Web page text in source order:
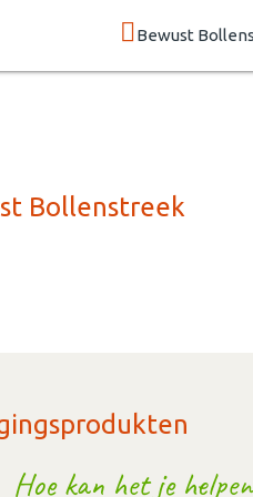
Bewust
Bollenstreek
Hoe kan het je